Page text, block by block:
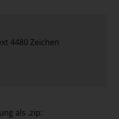
4480 Zeichen
als .zip: